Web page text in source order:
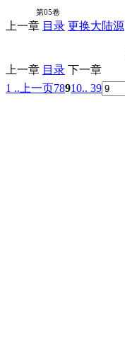
第05卷
上一章 目录 更换大陆源
上一章 目录 下一章
1 .. 上一页78910.. 39